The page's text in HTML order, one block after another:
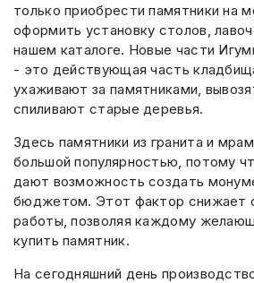
только приобрести памятники на
оформить установку столов,
нашем каталоге. Новые части
- это действующая часть
ухаживают за памятниками,
спиливают старые деревья.
Здесь памятники из гранита и
большой популярностью, потому
дают возможность создать
бюджетом. Этот фактор снижает
работы, позволяя каждому
купить памятник.
На сегодняшний день